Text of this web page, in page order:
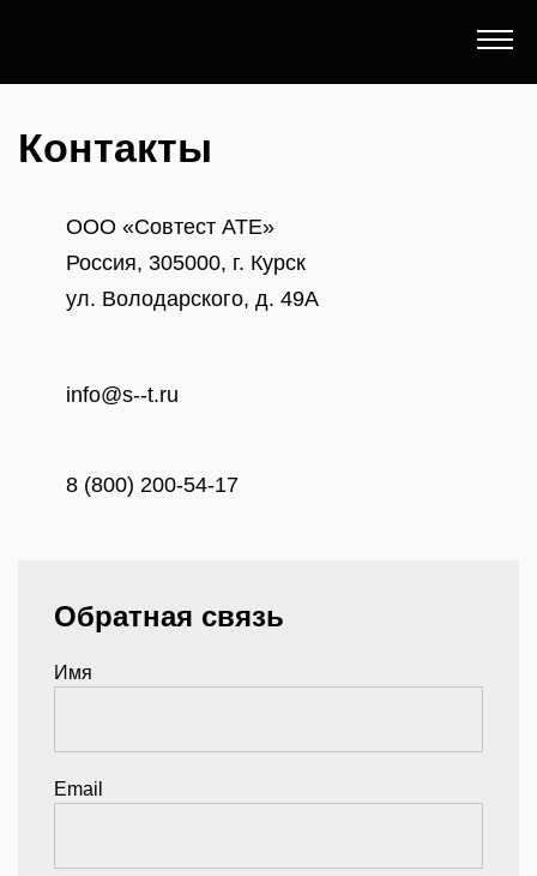
Контакты
ООО «Совтест АТЕ»
Россия, 305000, г. Курск
ул. Володарского, д. 49А
info@s--t.ru
8 (800) 200-54-17
Обратная связь
Имя
Email